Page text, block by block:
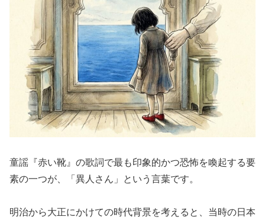
童謡『赤い靴』の歌詞で最も印象的かつ恐怖を喚起する要
素の一つが、「異人さん」という言葉です。
明治から大正にかけての時代背景を考えると、当時の日本